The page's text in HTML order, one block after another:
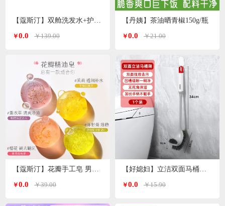
￥0.0 ￥139.00
￥0.0 ￥39.00
【丹姨】茶油晒青椒150g/瓶
￥0.0 ￥21.00
￥0.0 ￥15.90